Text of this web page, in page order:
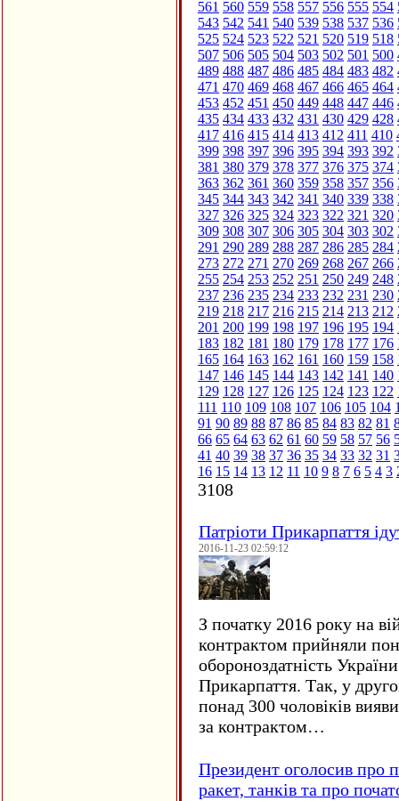
561 560 559 558 557 556 555 554
543 542 541 540 539 538 537 536
525 524 523 522 521 520 519 518
507 506 505 504 503 502 501 500
489 488 487 486 485 484 483 482
471 470 469 468 467 466 465 464
453 452 451 450 449 448 447 446
435 434 433 432 431 430 429 428
417 416 415 414 413 412 411 410
399 398 397 396 395 394 393 392
381 380 379 378 377 376 375 374
363 362 361 360 359 358 357 356
345 344 343 342 341 340 339 338
327 326 325 324 323 322 321 320
309 308 307 306 305 304 303 302
291 290 289 288 287 286 285 284
273 272 271 270 269 268 267 266
255 254 253 252 251 250 249 248
237 236 235 234 233 232 231 230
219 218 217 216 215 214 213 212
201 200 199 198 197 196 195 194
183 182 181 180 179 178 177 176
165 164 163 162 161 160 159 158
147 146 145 144 143 142 141 140
129 128 127 126 125 124 123 122
111 110 109 108 107 106 105 104
91 90 89 88 87 86 85 84 83 82 81
66 65 64 63 62 61 60 59 58 57 56
41 40 39 38 37 36 35 34 33 32 31
16 15 14 13 12 11 10 9 8 7 6 5 4 3
3108
Патріоти Прикарпаття
2016-11-23 02:59:12
З початку 2016 року на
контрактом прийняли
обороноздатність
Прикарпаття. Так, у
понад 300 чоловіків
за контрактом…
Президент оголосив про
ракет, танків та про